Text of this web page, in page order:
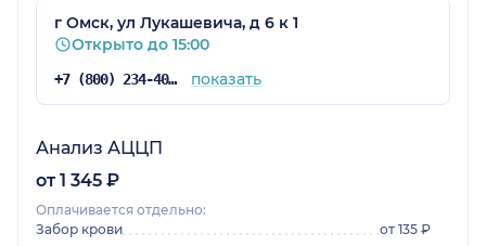
г Омск, ул Лукашевича, д 6 к 1
Открыто до 15:00
+7 (800) 234-40-50 показать
Анализ АЦЦП
от 1 345 ₽
Оплачивается отдельно:
Забор крови
от 135 ₽